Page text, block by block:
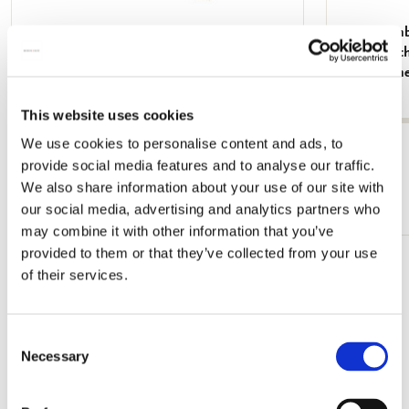
This website uses cookies
We use cookies to personalise content and ads, to
provide social media features and to analyse our traffic.
We also share information about your use of our site with
our social media, advertising and analytics partners who
may combine it with other information that you’ve
provided to them or that they’ve collected from your use
of their services.
Selection
Necessary
Beautiful Flowers, Ingrid Smuling
White
Alle anzeigen von Kartensets
Mehr von Quadratische Kartensets